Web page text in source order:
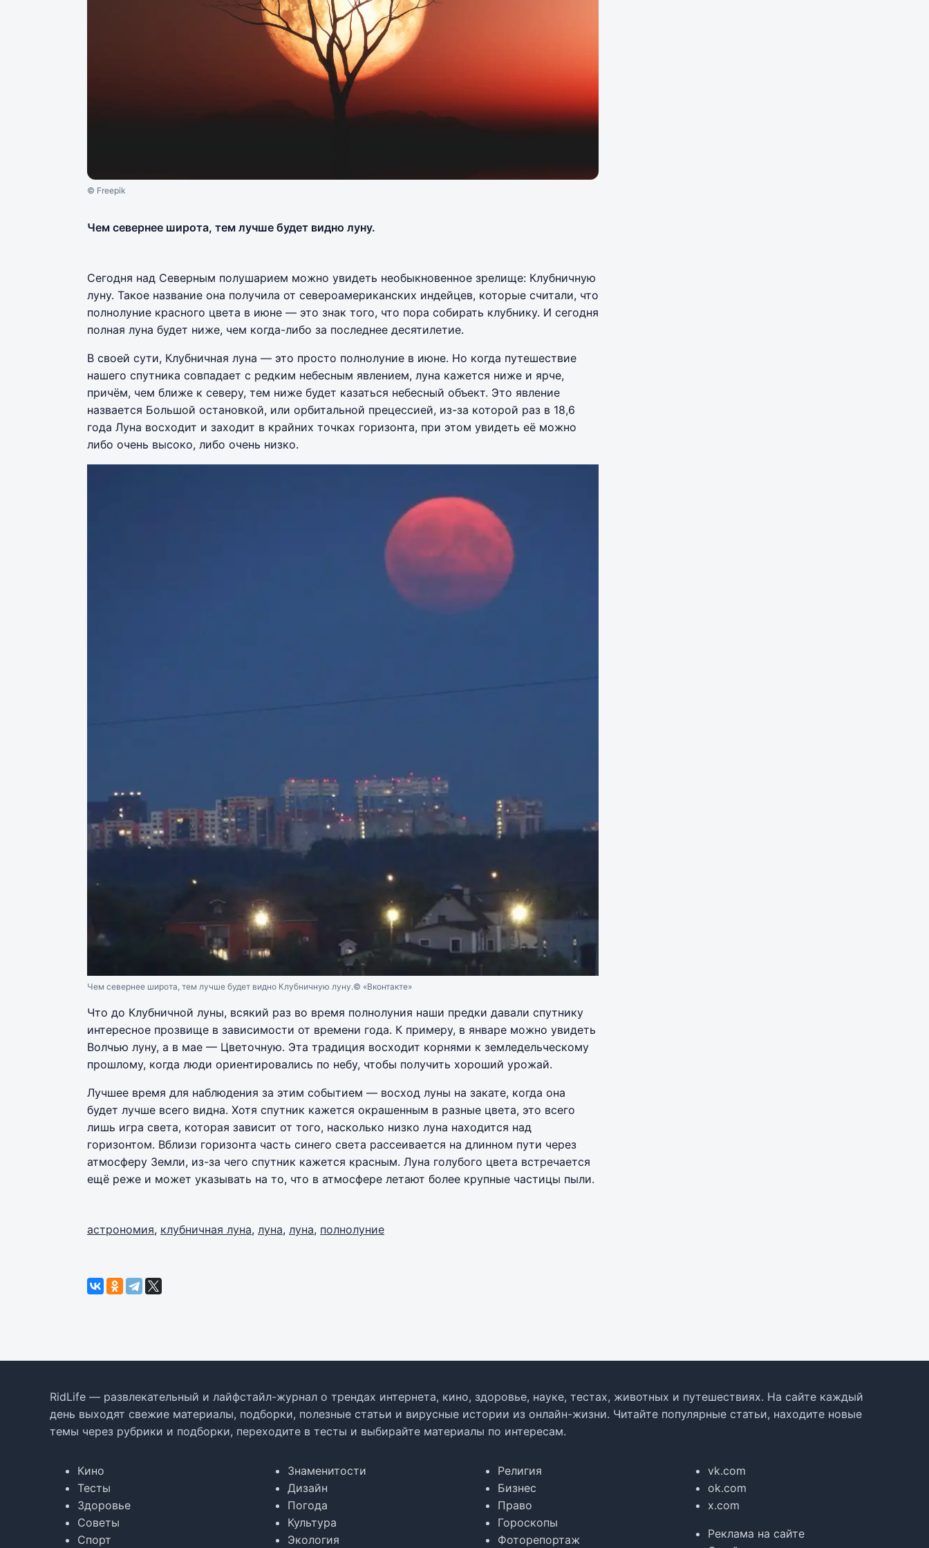
© Freepik
Чем севернее широта, тем лучше будет видно луну.
Сегодня над Северным полушарием можно увидеть необыкновенное зрелище: Клубничную
луну. Такое название она получила от североамериканских индейцев, которые считали, что
полнолуние красного цвета в июне — это знак того, что пора собирать клубнику. И сегодня
полная луна будет ниже, чем когда-либо за последнее десятилетие.
В своей сути, Клубничная луна — это просто полнолуние в июне. Но когда путешествие
нашего спутника совпадает с редким небесным явлением, луна кажется ниже и ярче,
причём, чем ближе к северу, тем ниже будет казаться небесный объект. Это явление
назвается Большой остановкой, или орбитальной прецессией, из-за которой раз в 18,6
года Луна восходит и заходит в крайних точках горизонта, при этом увидеть её можно
либо очень высоко, либо очень низко.
Чем севернее широта, тем лучше будет видно Клубничную луну.© «Вконтакте»
Что до Клубничной луны, всякий раз во время полнолуния наши предки давали спутнику
интересное прозвище в зависимости от времени года. К примеру, в январе можно увидеть
Волчью луну, а в мае — Цветочную. Эта традиция восходит корнями к земледельческому
прошлому, когда люди ориентировались по небу, чтобы получить хороший урожай.
Лучшее время для наблюдения за этим событием — восход луны на закате, когда она
будет лучше всего видна. Хотя спутник кажется окрашенным в разные цвета, это всего
лишь игра света, которая зависит от того, насколько низко луна находится над
горизонтом. Вблизи горизонта часть синего света рассеивается на длинном пути через
атмосферу Земли, из-за чего спутник кажется красным. Луна голубого цвета встречается
ещё реже и может указывать на то, что в атмосфере летают более крупные частицы пыли.
астрономия, клубничная луна, луна, луна, полнолуние
RidLife — развлекательный и лайфстайл-журнал о трендах интернета, кино, здоровье, науке, тестах, животных и путешествиях. На сайте каждый
день выходят свежие материалы, подборки, полезные статьи и вирусные истории из онлайн-жизни. Читайте популярные статьи, находите новые
темы через рубрики и подборки, переходите в тесты и выбирайте материалы по интересам.
Кино
Тесты
Здоровье
Советы
Спорт
Знаменитости
Дизайн
Погода
Культура
Экология
Религия
Бизнес
Право
Гороскопы
Фоторепортаж
vk.com
ok.com
x.com
Реклама на сайте